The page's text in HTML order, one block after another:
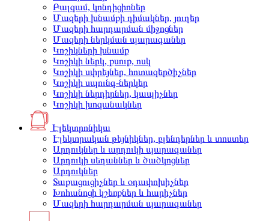
Բալզամ, կոնդիցիոներ
Մազերի խնամքի դիմակներ, յուղեր
Մազերի հարդարման միջոցներ
Մազերի ներկման պարագաներ
Կոշիկների խնամք
Կոշիկի ներկ, քսուք, ոսկ
Կոշիկի սփրեյներ, հոտազերծիչներ
Կոշիկի սպունգ-ներկեր
Կոշիկի ներդիրներ, կապիչներ
Կոշիկի խոզանակներ
Էլեկտրոնիկա
Էլեկտրական թեյնիկներ, բլենդերներ և տոստեր
Արդուկներ և արդուկի պարագաներ
Արդուկի սեղաններ և ծածկոցներ
Արդուկներ
Տաքացուցիչներ և օդափոխիչներ
Խոհանոցի կշեռքներ և հարիչներ
Մազերի հարդարման պարագաներ